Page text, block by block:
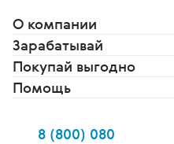
О компании
Зарабатывай
Покупай выгодно
Помощь
8 (800) 080